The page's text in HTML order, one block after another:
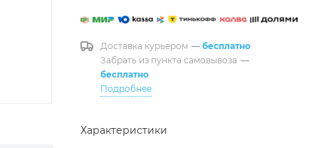
Доставка курьером — бесплатно
Забрать из пункта самовывоза —
бесплатно
Подробнее
Характеристики